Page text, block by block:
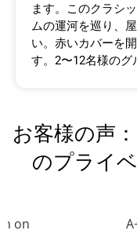
ます。このクラシ
ムの運河を巡り、
い。赤いカバーを
す。2〜12名様のグ
お客様の声
のプライ
Private